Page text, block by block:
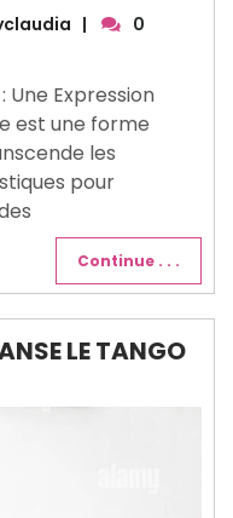
|
0
Une Expression
est une forme
les
pour
Continue . . .
LE TANGO